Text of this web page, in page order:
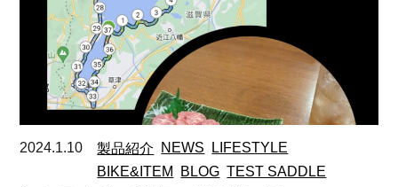
2024.1.10 製品紹介 NEWS
LIFESTYLE
BIKE&ITEM
BLOG TEST SADDLE